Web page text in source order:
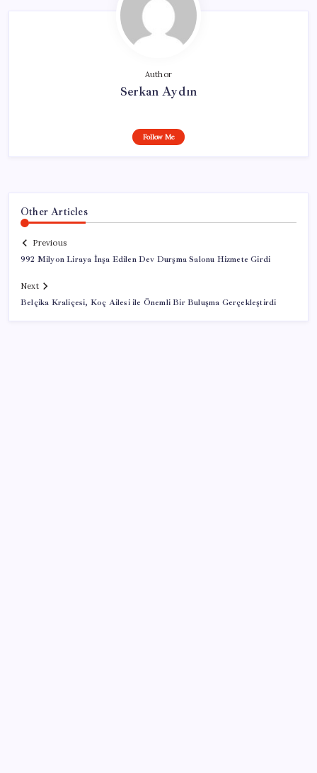
Author
Serkan Aydın
Follow Me
Other Articles
Previous
992 Milyon Liraya İnşa Edilen Dev Durşma Salonu Hizmete Girdi
Next
Belçika Kraliçesi, Koç Ailesi ile Önemli Bir Buluşma Gerçekleştirdi